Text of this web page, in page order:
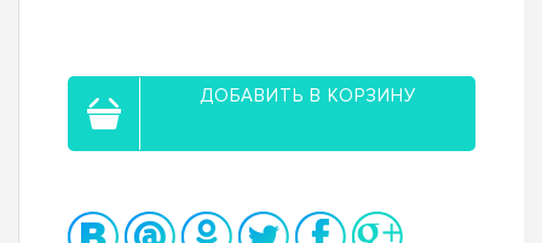
ДОБАВИТЬ В КОРЗИНУ